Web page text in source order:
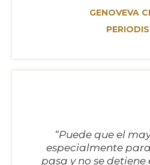
GENOVEVA
“Puede que el
especialmente
pasa y no se detiene